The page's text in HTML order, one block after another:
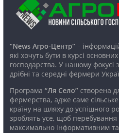
“News Агро-Центр”–
які хочуть бути в курсі
господарства. У нашому фокусі
дрібні та середні фермери
Програма “Ля Село”створена
фермерства, адже саме
країну на шляху до успішного
зроблять усе, щоб
максимально інформативним